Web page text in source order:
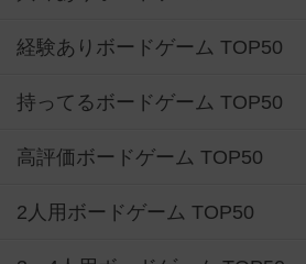
経験ありボードゲーム TOP50
持ってるボードゲーム TOP50
高評価ボードゲーム TOP50
2人用ボードゲーム TOP50